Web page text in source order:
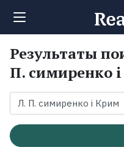
Поиск
Новости
Рейтинги
Результаты
П. симиренко